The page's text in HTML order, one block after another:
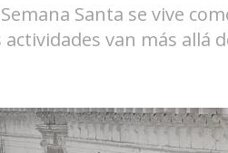
Santa se vive
van más allá